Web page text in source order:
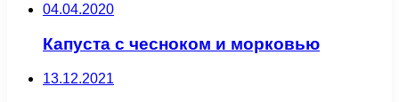
04.04.2020
Капуста с чесноком и морковью
13.12.2021